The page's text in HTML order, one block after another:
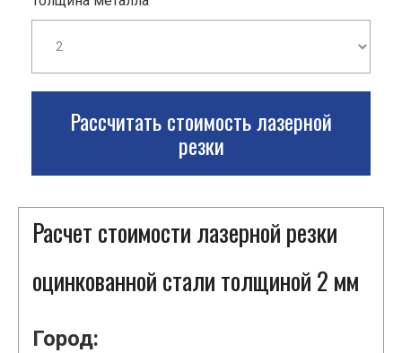
Рассчитать стоимость лазерной
резки
Расчет стоимости лазерной резки
оцинкованной стали толщиной 2 мм
Город: